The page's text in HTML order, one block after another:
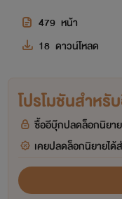
479 หน้า
18 ดาวน์โหลด
โปรโมชันสำหรั
ซื้ออีบุ๊กปลดล็อกนิยาย
เคยปลดล็อกนิยายไ